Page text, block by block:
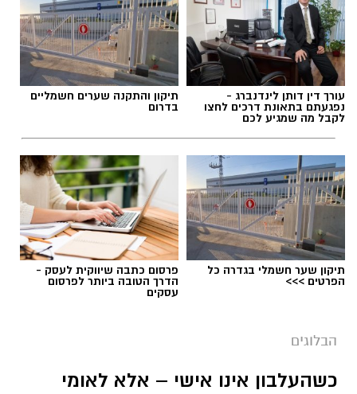
תגים: הפגנות חרדיים גיוס לצה"ל
הפגנות חרדים chatgpt
עורך דין דותן לינדנברג -
נפגעתם בתאונת דרכים לחצו
לקבל מה שמגיע לכם
תיקון והתקנה שערים חשמליים
בדרום
תיקון שער חשמלי בגדרה כל
הפרטים >>>
פרסום כתבה שיווקית לעסק -
הדרך הטובה ביותר לפרסום
עסקים
הבלוגים
כשהעלבון אינו אישי – אלא לאומי